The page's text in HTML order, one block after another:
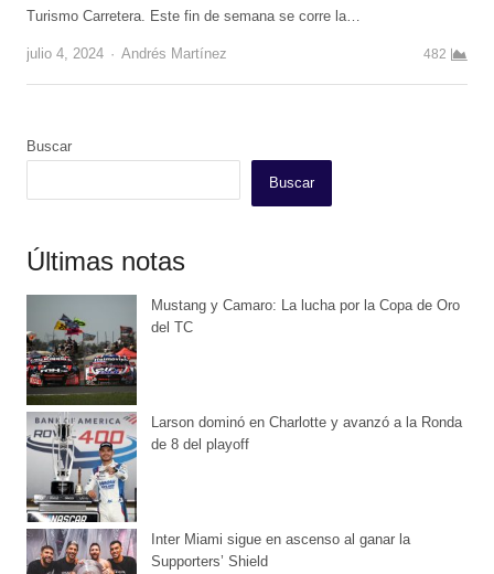
Turismo Carretera. Este fin de semana se corre la…
julio 4, 2024 Author
Andrés Martínez 482
Buscar
Buscar
Últimas notas
Mustang y Camaro: La lucha por la Copa de Oro
del TC
Larson dominó en Charlotte y avanzó a la Ronda
de 8 del playoff
Inter Miami sigue en ascenso al ganar la
Supporters’ Shield